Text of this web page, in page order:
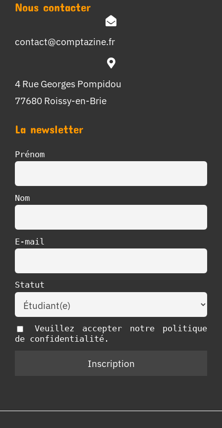
Nous contacter
contact@comptazine.fr
4 Rue Georges Pompidou
77680 Roissy-en-Brie
La newsletter
Prénom
Nom
E-mail
Statut
Veuillez accepter notre politique
de confidentialité.